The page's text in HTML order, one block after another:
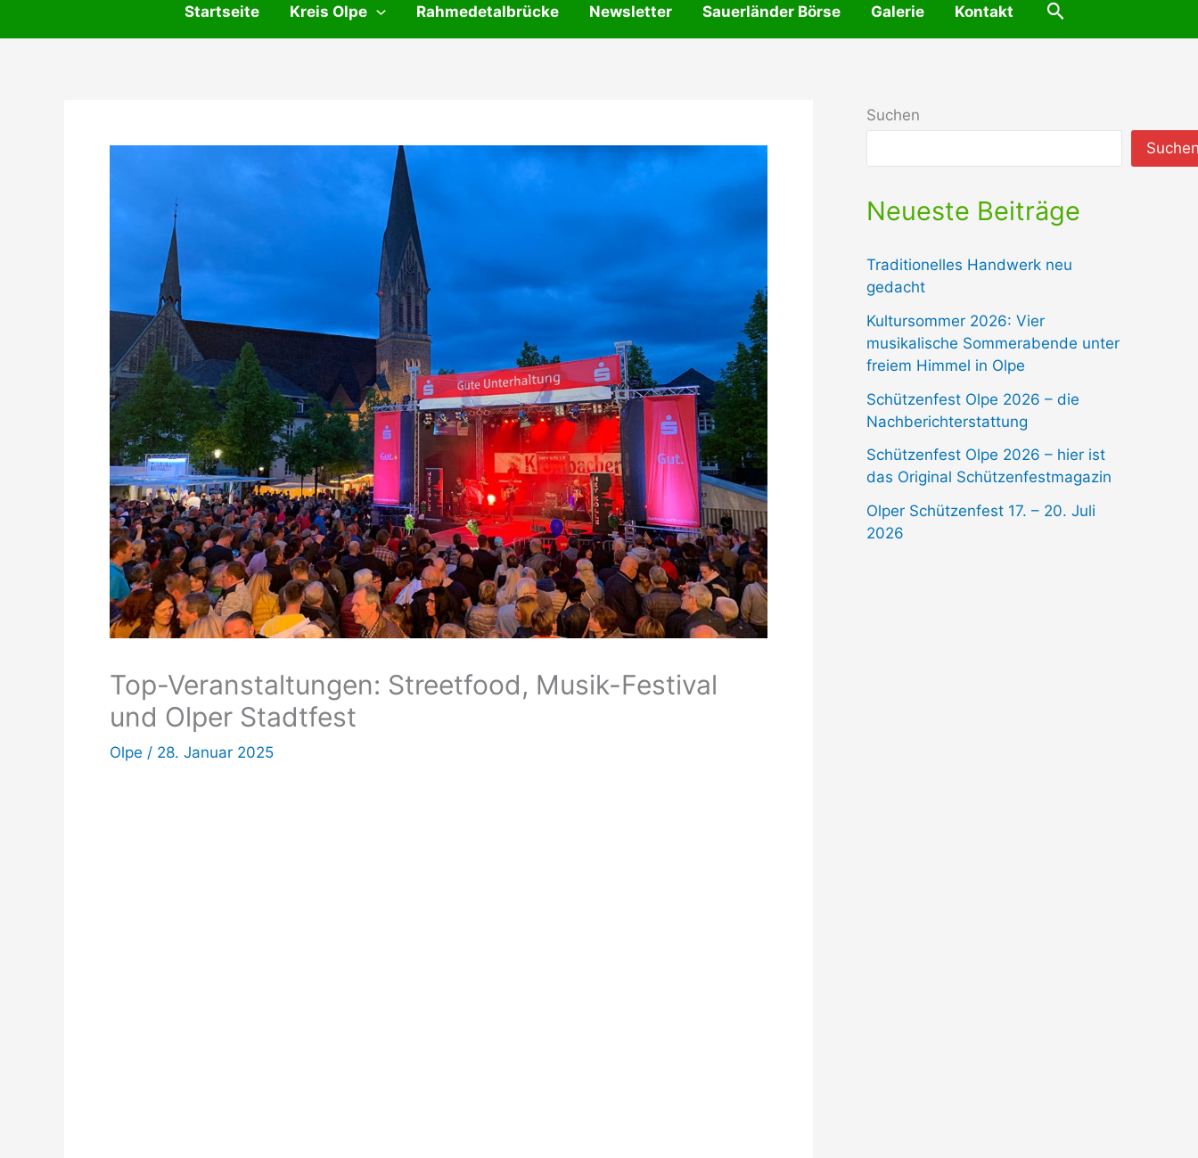
Startseite Kreis Olpe Rahmedetalbrücke Newsletter Sauerländer Börse Galerie Kontakt Suchen
Top-Veranstaltungen: Streetfood, Musik-Festival
und Olper Stadtfest
Olpe / 28. Januar 2025
Suchen
Neueste Beiträge
Traditionelles Handwerk neu
gedacht
Kultursommer 2026: Vier
musikalische Sommerabende unter
freiem Himmel in Olpe
Schützenfest Olpe 2026 – die
Nachberichterstattung
Schützenfest Olpe 2026 – hier ist
das Original Schützenfestmagazin
Olper Schützenfest 17. – 20. Juli
2026